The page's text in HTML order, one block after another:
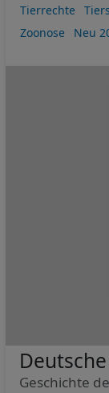
Tierrechte
Zoonose
Neu
Geschichte